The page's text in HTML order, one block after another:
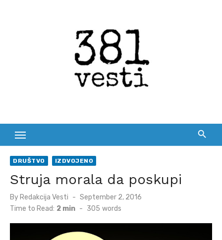
DRUŠTVO IZDVOJENO
Struja morala da poskupi
By Redakcija Vesti
Posted
September 2, 2016
Time to Read: 2 min - 305 words